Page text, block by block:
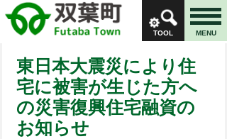
TOOL MENU
東日本大震災により住
宅に被害が生じた方へ
の災害復興住宅融資の
お知らせ